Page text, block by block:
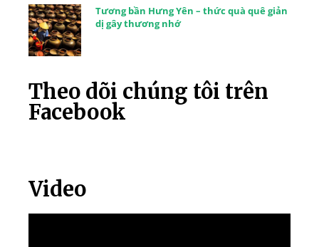
Tương bần Hưng Yên – thức quà quê giản
dị gây thương nhớ
Theo dõi chúng tôi trên
Facebook
Video